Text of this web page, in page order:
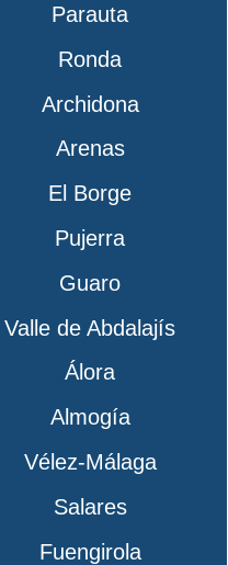
Parauta
Ronda
Archidona
Arenas
El Borge
Pujerra
Guaro
Valle de Abdalajís
Álora
Almogía
Vélez-Málaga
Salares
Fuengirola